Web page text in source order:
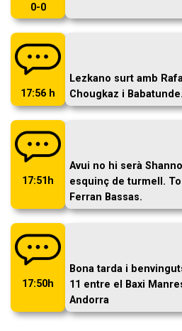
0-0
17:56 h
Lezkano surt amb
Chougkaz i Babatunde.
17:51h
Avui no hi serà
esquinç de turmell.
Ferran Bassas.
17:50h
Bona tarda i
11 entre el Baxi
Andorra